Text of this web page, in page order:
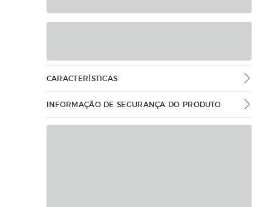
CARACTERÍSTICAS
INFORMAÇÃO DE SEGURANÇA DO PRODUTO